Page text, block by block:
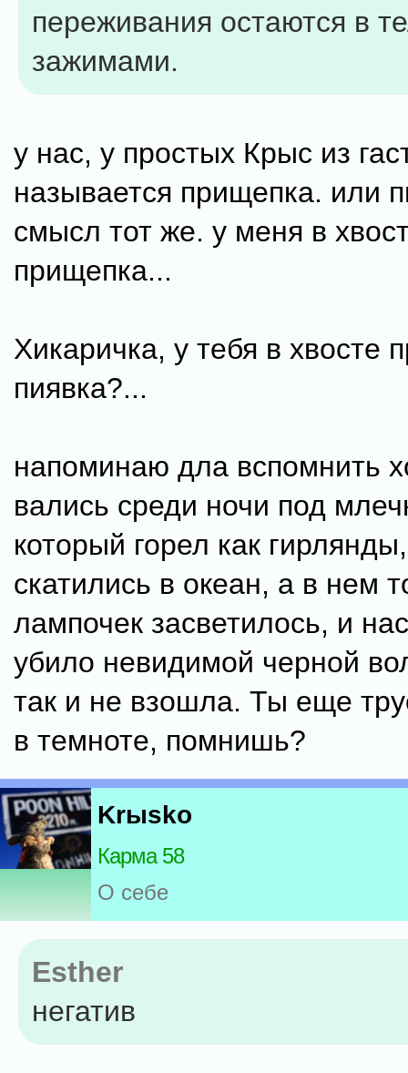
переживания остаются в
зажимами.
у нас, у простых Крыс из
называется прищепка. или
смысл тот же. у меня в
прищепка...
Хикаричка, у тебя в хвосте
пиявка?...
напоминаю дла вспомнить
вались среди ночи под
который горел как
скатились в океан, а в нем
лампочек засветилось, и
убило невидимой черной
так и не взошла. Ты еще
в темноте, помнишь?
Krыsko
Карма 58
О себе
Esther
негатив